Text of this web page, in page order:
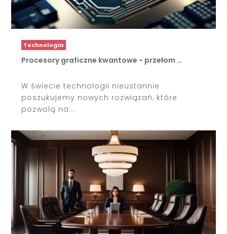
Technologia
Procesory graficzne kwantowe - przełom …
W świecie technologii nieustannie
poszukujemy nowych rozwiązań, które
pozwolą na...